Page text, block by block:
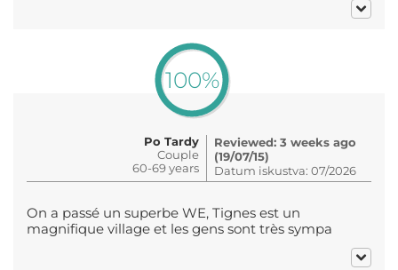
100%
Po Tardy
Couple
60-69 years
Reviewed: 3 weeks ago
(19/07/15)
Datum iskustva: 07/2026
On a passé un superbe WE, Tignes est un
magnifique village et les gens sont très sympa